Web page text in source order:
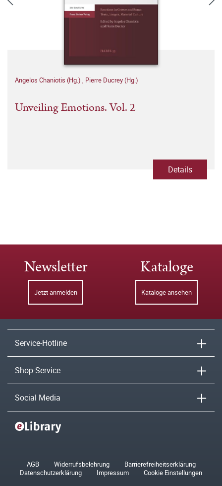
Angelos Chaniotis (Hg.) , Pierre Ducrey (Hg.)
Unveiling Emotions. Vol. 2
Details
Newsletter
Jetzt anmelden
Kataloge
Kataloge ansehen
Service-Hotline
Shop-Service
Social Media
AGB Widerrufsbelehrung
Barrierefreiheitserklärung
Datenschutzerklärung
Impressum Cookie Einstellungen